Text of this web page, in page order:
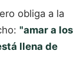
obliga a la
"amar a los
llena de